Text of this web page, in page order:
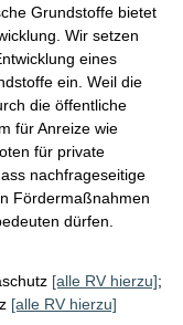
Grundstoffe bietet
Wir setzen
eines
ein. Weil die
die öffentliche
für Anreize wie
für private
nachfrageseitige
Fördermaßnahmen
dürfen.
[alle RV hierzu];
[alle RV hierzu]